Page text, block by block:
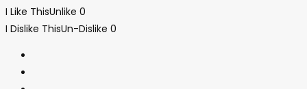
I Like ThisUnlike 0
I Dislike ThisUn-Dislike 0